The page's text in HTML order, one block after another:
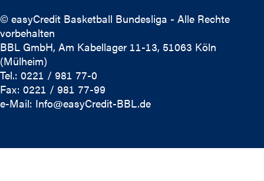
© easyCredit Basketball Bundesliga - Alle Rechte
vorbehalten
BBL GmbH, Am Kabellager 11-13, 51063 Köln
(Mülheim)
Tel.: 0221 / 981 77-0
Fax: 0221 / 981 77-99
e-Mail: Info@easyCredit-BBL.de